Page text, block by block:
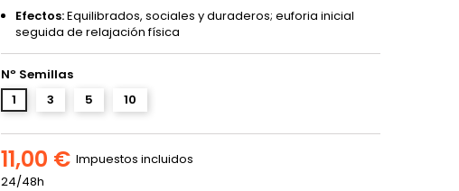
Efectos:Equilibrados, sociales y duraderos; euforia inicial
seguida de relajación física
Nº Semillas
1
3 5 10
11,00 € Impuestos incluidos
24/48h